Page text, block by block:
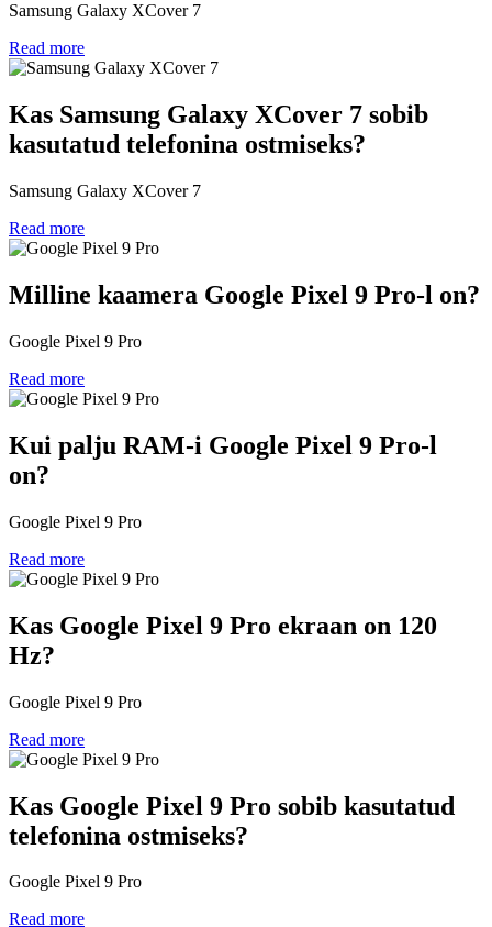
Samsung Galaxy XCover 7
Read more
Kas Samsung Galaxy XCover 7 sobib
kasutatud telefonina ostmiseks?
Samsung Galaxy XCover 7
Read more
Milline kaamera Google Pixel 9 Pro-l on?
Google Pixel 9 Pro
Read more
Kui palju RAM-i Google Pixel 9 Pro-l
on?
Google Pixel 9 Pro
Read more
Kas Google Pixel 9 Pro ekraan on 120
Hz?
Google Pixel 9 Pro
Read more
Kas Google Pixel 9 Pro sobib kasutatud
telefonina ostmiseks?
Google Pixel 9 Pro
Read more